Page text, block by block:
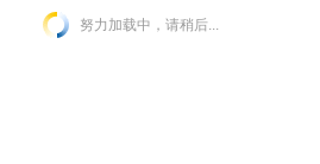
努力加载中，请稍后...